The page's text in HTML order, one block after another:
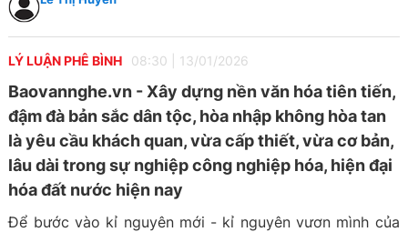
LÝ LUẬN PHÊ BÌNH 08:30 13/01/2026
Baovannghe.vn - Xây dựng nền văn hóa tiên tiến,
đậm đà bản sắc dân tộc, hòa nhập không hòa tan
là yêu cầu khách quan, vừa cấp thiết, vừa cơ bản,
lâu dài trong sự nghiệp công nghiệp hóa, hiện đại
hóa đất nước hiện nay
Để bước vào kỉ nguyên mới - kỉ nguyên vươn mình của